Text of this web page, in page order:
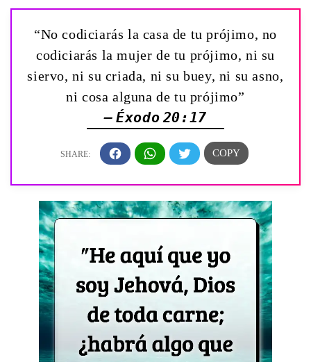
“No codiciarás la casa de tu prójimo, no
codiciarás la mujer de tu prójimo, ni su
siervo, ni su criada, ni su buey, ni su asno,
ni cosa alguna de tu prójimo”
— Éxodo 20:17